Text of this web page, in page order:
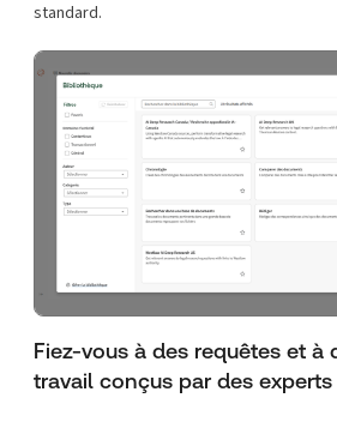
standard.
Fiez-vous à des requêtes et à
travail conçus par des experts